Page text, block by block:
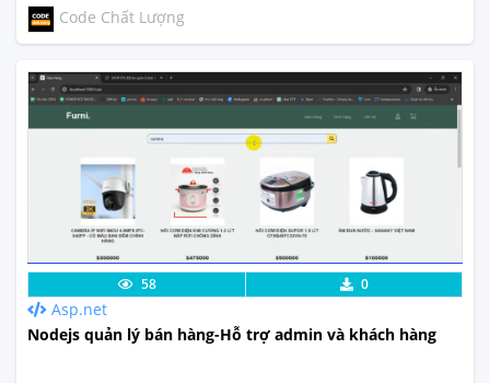
Code Chất Lượng
Lưu code Xem Thực Tế
58 0
Asp.net
Nodejs quản lý bán hàng-Hỗ trợ admin và khách hàng